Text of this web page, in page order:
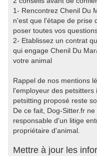
1- Rencontrez Chenil Du
n'est que l'étape de prise
poser toutes vos
2- Etablissez un contrat
qui engage Chenil Du
votre animal
Rappel de nos mentions
l'employeur des petsitters
petsitting proposé reste
De ce fait, Dog-Sitter.fr
responsable d'un litige
propriétaire d'animal.
Mettre à jour les